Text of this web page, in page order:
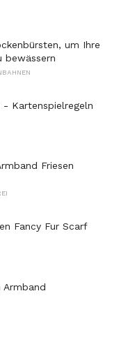
um Ihre
bewässern
- Kartenspielregeln
Friesen
Fancy Fur Scarf
Armband